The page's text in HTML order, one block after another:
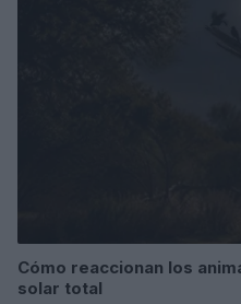
Cómo reaccionan los
solar total